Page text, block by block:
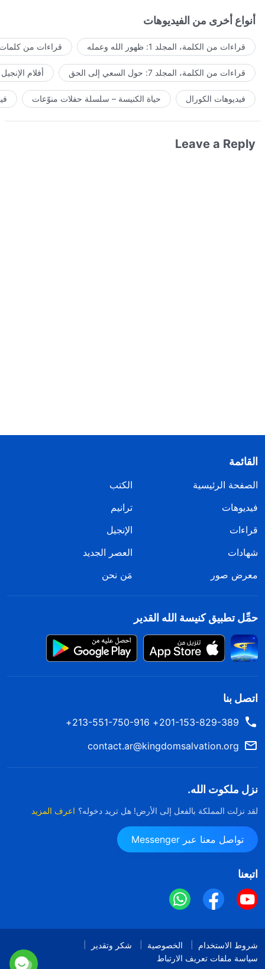
أنواع أخرى من الفيديوهات
قراءات من الكلمة، المجلد 1: ظهور الله وعمله قراءات من كلمات
قراءات من الكلمة، المجلد 7: حول السعي إلى الحق أفلام الإنجيل
فيديوهات الكورال حياة الكنيسة – سلسلة حفلات منوّعات
Leave a Reply
القائمة
الصفحة الرئيسية
الكتب
فيديوهات
ترانيم
قراءات
الإنجيل
شهادات
العصر الجديد
معرض صور
مَن نحن
حمِّل تطبيق كنيسة الله القدير
اتصل بنا
201-153-829-389+ 213-551-750-916+
contact.ar@kingdomsalvation.org
نزل ملكوت الله.
لقد نزلت المملكة بالفعل إلى الأرض! هل تريد دخوله؟ اعرف المزيد
تواصل معنا عبر Messenger
اتبعنا
شروط الاستخدام الخصوصية
شكر وتقدير
سياسة ملفات تعريف الارتباط